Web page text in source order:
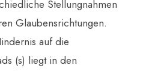
Stellungnahmen
Glaubensrichtungen.
auf die
(s) liegt in den